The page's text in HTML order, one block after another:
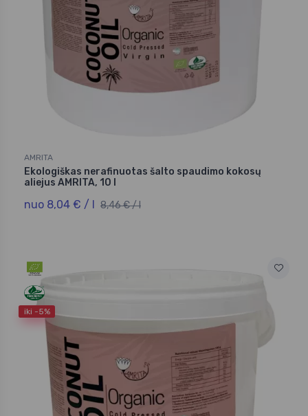
AMRITA
Ekologiškas nerafinuotas šalto spaudimo kokosų
aliejus AMRITA, 10 l
nuo 8,04 € / l 8,46 € / l
iki -5%